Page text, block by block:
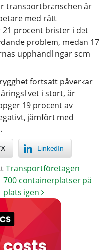
transportbranschen är
med rätt
21 procent brister i det
problem, medan 17
upphandlingar som
fortsatt påverkar
i stort, är
19 procent av
jämfört med
LinkedIn
Transportföretagen
700 containerplatser på
plats igen